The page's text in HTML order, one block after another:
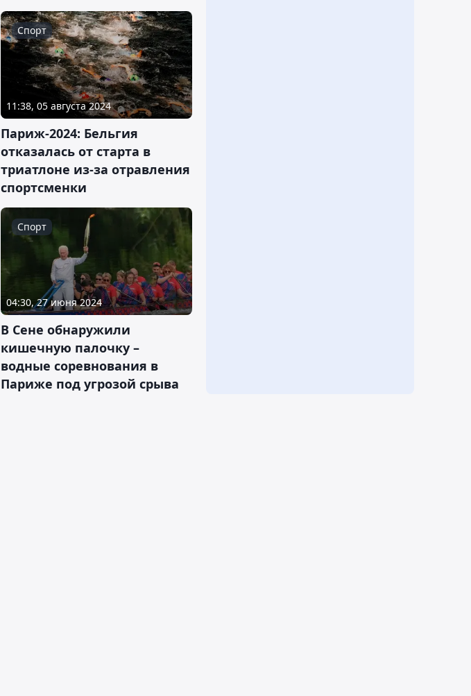
Спорт
11:38, 05 августа 2024
Париж-2024: Бельгия
отказалась от старта в
триатлоне из-за отравления
спортсменки
Спорт
04:30, 27 июня 2024
В Сене обнаружили
кишечную палочку –
водные соревнования в
Париже под угрозой срыва